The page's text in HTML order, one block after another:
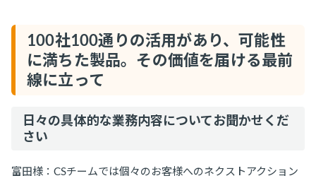
100社100通りの活用があり、可能性
に満ちた製品。その価値を届ける最前
線に立って
日々の具体的な業務内容についてお聞かせくだ
さい
富田様：CSチームでは個々のお客様へのネクストアクション